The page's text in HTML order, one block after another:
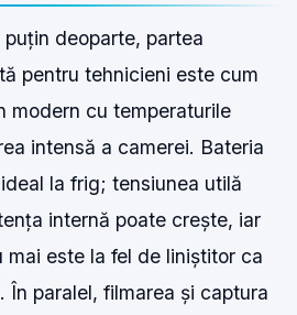
deoparte, partea
pentru tehnicieni este cum
modern cu temperaturile
intensă a camerei. Bateria
la frig; tensiunea utilă
internă poate crește, iar
mai este la fel de liniștitor ca
În paralel, filmarea și captura